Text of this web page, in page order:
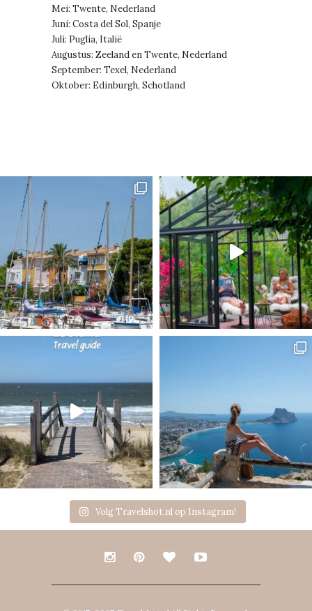
Mei: Twente, Nederland
Juni: Costa del Sol, Spanje
Juli: Puglia, Italië
Augustus: Zeeland en Twente, Nederland
September: Texel, Nederland
Oktober: Edinburgh, Schotland
Volg Travelshot.nl op Instagram!